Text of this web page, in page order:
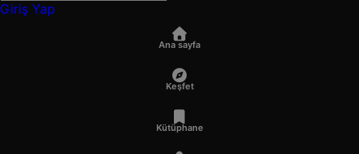
Giriş Yap
Ana sayfa
Keşfet
Kütüphane